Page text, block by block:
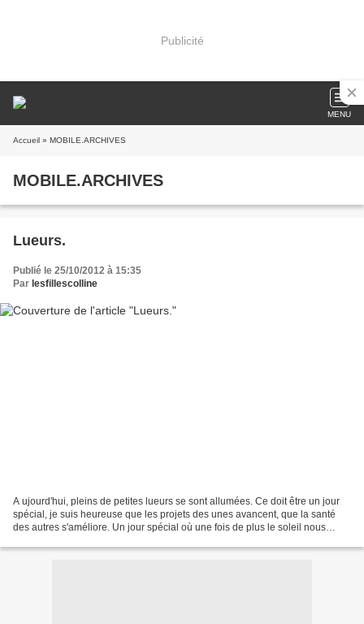
Publicité
MENU
Accueil » MOBILE.ARCHIVES
MOBILE.ARCHIVES
Lueurs.
Publié le 25/10/2012 à 15:35
Par lesfillescolline
A ujourd'hui, pleins de petites lueurs se sont allumées. Ce doit être un jour
spécial, je suis heureuse que les projets des unes avancent, que la santé
des autres s'améliore. Un jour spécial où une fois de plus le soleil nous